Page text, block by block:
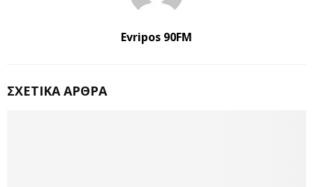
Evripos 90FM
ΣΧΕΤΙΚΆ ΆΡΘΡΑ